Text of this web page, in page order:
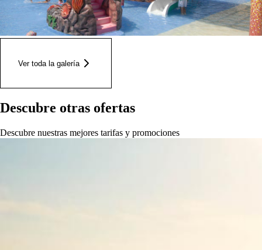
Ver toda la galería
Descubre otras ofertas
Descubre nuestras mejores tarifas y promociones